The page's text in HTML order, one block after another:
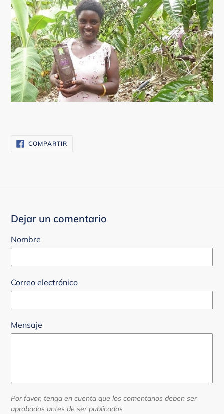
COMPARTIRCOMPARTIR
EN
Dejar un comentario
Nombre
Correo electrónico
Mensaje
Por favor, tenga en cuenta que los comentarios deben ser
aprobados antes de ser publicados